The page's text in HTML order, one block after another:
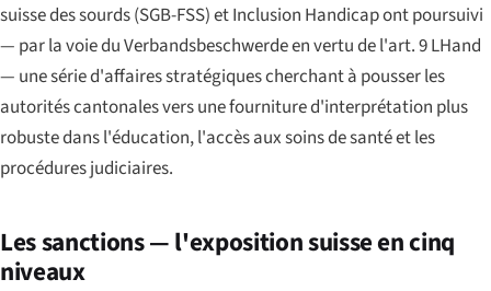
suisse des sourds (SGB-FSS) et Inclusion Handicap ont poursuivi
— par la voie du Verbandsbeschwerde en vertu de l'art. 9 LHand
— une série d'affaires stratégiques cherchant à pousser les
autorités cantonales vers une fourniture d'interprétation plus
robuste dans l'éducation, l'accès aux soins de santé et les
procédures judiciaires.
Les sanctions — l'exposition suisse en cinq
niveaux